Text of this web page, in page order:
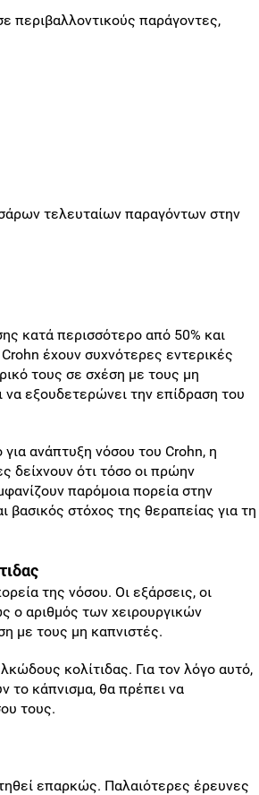
περιβαλλοντικούς παράγοντες,
τελευταίων παραγόντων στην
κατά περισσότερο από 50% και
έχουν συχνότερες εντερικές
τους σε σχέση με τους μη
να εξουδετερώνει την επίδραση του
για ανάπτυξη νόσου του Crohn, η
δείχνουν ότι τόσο οι πρώην
παρόμοια πορεία στην
βασικός στόχος της θεραπείας για τη
της νόσου. Οι εξάρσεις, οι
ο αριθμός των χειρουργικών
με τους μη καπνιστές.
κολίτιδας. Για τον λόγο αυτό,
το κάπνισμα, θα πρέπει να
τους.
επαρκώς. Παλαιότερες έρευνες